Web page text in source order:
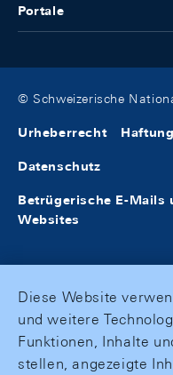
Portale
© Schweizerische
Urheberrecht
Datenschutz
Betrügerische E-Mails
Websites
Diese Website
und weitere
Funktionen, Inhalte
stellen, angezeigte